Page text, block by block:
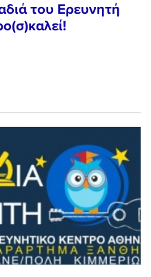
του Ερευνητή